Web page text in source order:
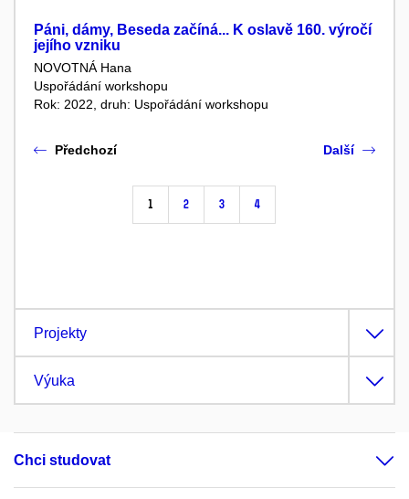
Páni, dámy, Beseda začíná... K oslavě 160. výročí
jejího vzniku
NOVOTNÁ Hana
Uspořádání workshopu
Rok: 2022, druh: Uspořádání workshopu
Předchozí
1 2 3 4
Další
Projekty
Výuka
Chci studovat